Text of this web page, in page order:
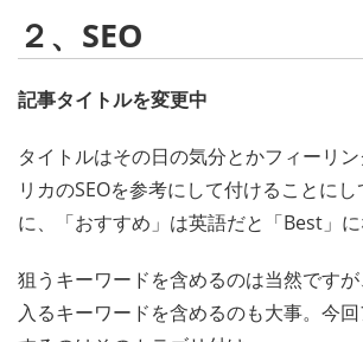
２、SEO
記事タイトルを変更中
タイトルはその日の気分とかフィーリ
リカのSEOを参考にして付けることに
に、「おすすめ」は英語だと「Best」に
狙うキーワードを含めるのは当然です
入るキーワードを含めるのも大事。今